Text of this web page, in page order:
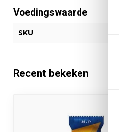
Voedingswaarde
SKU
Recent bekeken